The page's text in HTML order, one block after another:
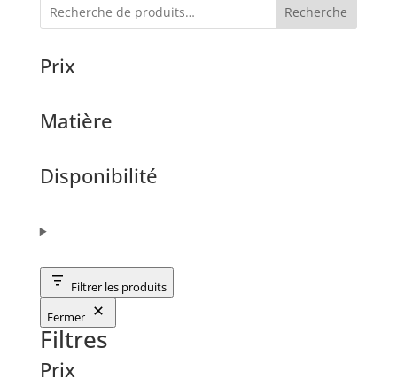
Recherche
Prix
Matière
Disponibilité
Filtrer les produits
Fermer
Filtres
Prix